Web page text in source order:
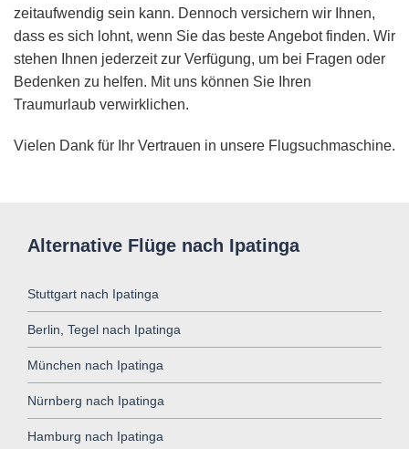
zeitaufwendig sein kann. Dennoch versichern wir Ihnen,
dass es sich lohnt, wenn Sie das beste Angebot finden. Wir
stehen Ihnen jederzeit zur Verfügung, um bei Fragen oder
Bedenken zu helfen. Mit uns können Sie Ihren
Traumurlaub verwirklichen.
Vielen Dank für Ihr Vertrauen in unsere Flugsuchmaschine.
Alternative Flüge nach Ipatinga
Stuttgart nach Ipatinga
Berlin, Tegel nach Ipatinga
München nach Ipatinga
Nürnberg nach Ipatinga
Hamburg nach Ipatinga